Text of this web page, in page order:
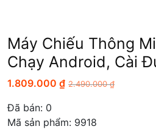
Máy Chiếu Thông
Chạy Android, Cài
1.809.000 ₫ 2.490.000₫
Đã bán: 0
Mã sản phẩm: 9918